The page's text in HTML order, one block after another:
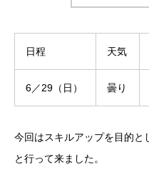
日程 天気
6／29（日） 曇り
今回はスキルアップを目的と
と行って来ました。